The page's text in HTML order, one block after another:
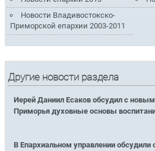
Новости Владивостокско-
Приморской епархии 2003-2011
Другие новости раздела
Иерей Даниил Есаков обсудил с
Приморья духовные основы
В Епархиальном управлении обсудили